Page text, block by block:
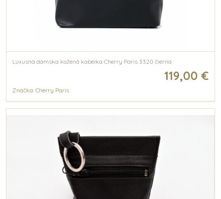
Luxusná dámska kožená kabelka Cherry Paris 3320 čierna
119,00 €
Značka: Cherry Paris